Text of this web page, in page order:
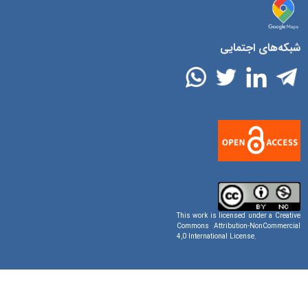
شبکه‌های اجتمایی
This work is licensed under aCreative
Commons Attribution-NonCommercial
4,0 International License